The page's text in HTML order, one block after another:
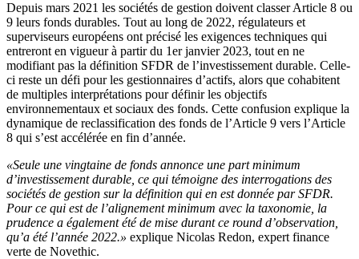
Depuis mars 2021 les sociétés de gestion doivent classer Article 8 ou
9 leurs fonds durables. Tout au long de 2022, régulateurs et
superviseurs européens ont précisé les exigences techniques qui
entreront en vigueur à partir du 1er janvier 2023, tout en ne
modifiant pas la définition SFDR de l’investissement durable. Celle-
ci reste un défi pour les gestionnaires d’actifs, alors que cohabitent
de multiples interprétations pour définir les objectifs
environnementaux et sociaux des fonds. Cette confusion explique la
dynamique de reclassification des fonds de l’Article 9 vers l’Article
8 qui s’est accélérée en fin d’année.
«Seule une vingtaine de fonds annonce une part minimum
d’investissement durable, ce qui témoigne des interrogations des
sociétés de gestion sur la définition qui en est donnée par SFDR.
Pour ce qui est de l’alignement minimum avec la taxonomie, la
prudence a également été de mise durant ce round d’observation,
qu’a été l’année 2022.» explique Nicolas Redon, expert finance
verte de Novethic.